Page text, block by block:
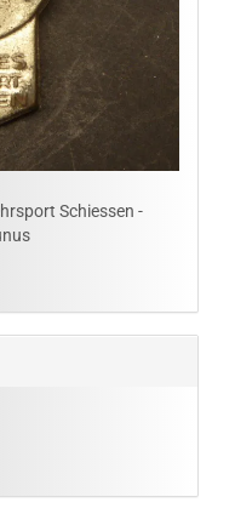
Schiessen -